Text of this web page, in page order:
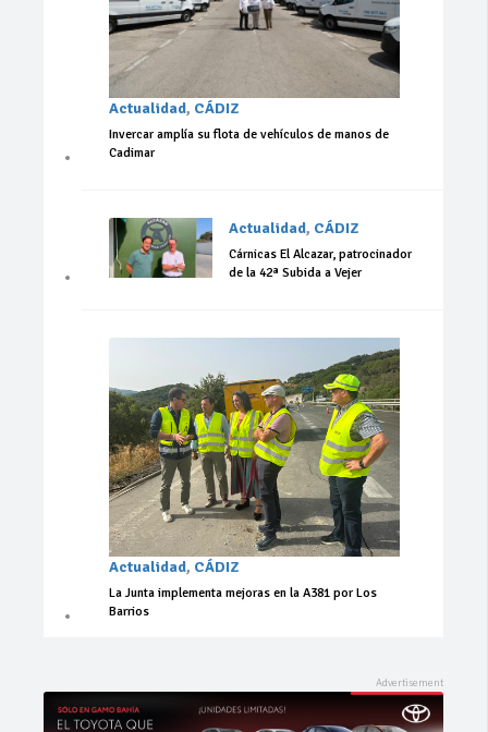
Actualidad, CÁDIZ
Invercar amplía su flota de vehículos de manos de
Cadimar
Actualidad, CÁDIZ
Cárnicas El Alcazar, patrocinador
de la 42ª Subida a Vejer
Actualidad, CÁDIZ
La Junta implementa mejoras en la A381 por Los
Barrios